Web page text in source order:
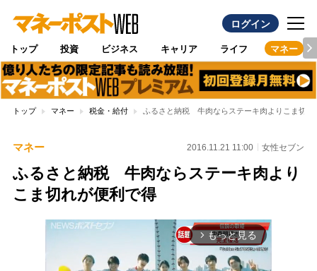
ログイン
トップ 投資 ビジネス キャリア ライフ マネー
トップ マネー 税金・給付 ふるさと納税 牛肉ならステーキ肉よりこま切れ
マネー 2016.11.21 11:00 女性セブン
ふるさと納税 牛肉ならステーキ肉より
こま切れが便利で得
arrow_forward_ios もっと見る